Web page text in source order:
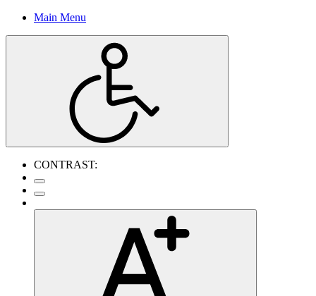
Main Menu
CONTRAST: